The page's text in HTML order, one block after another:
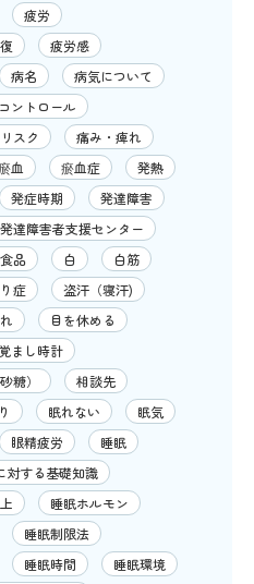
疲労
疲労感
病名
病気について
ントロール
スク
痛み・痺れ
血 瘀血症
発熱
発症時期
発達障害
発達障害者支援センター
品 白
白筋
症
盗汗（寝汗)
目を休める
まし時計
糖）
相談先
眠れない
眠気
眼精疲労
睡眠
対する基礎知識
睡眠ホルモン
睡眠制限法
睡眠時間
睡眠環境